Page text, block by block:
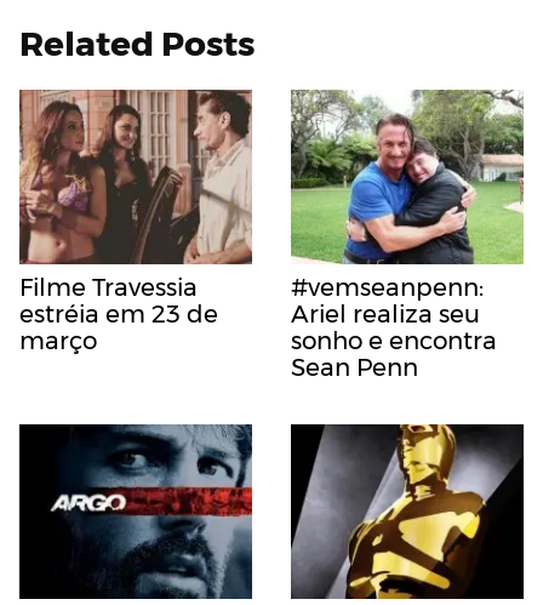
Related Posts
Filme Travessia
estréia em 23 de
março
#vemseanpenn:
Ariel realiza seu
sonho e encontra
Sean Penn